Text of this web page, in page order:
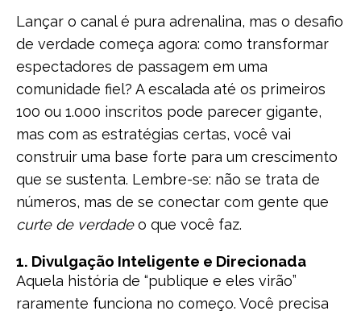
Lançar o canal é pura adrenalina, mas o desafio
de verdade começa agora: como transformar
espectadores de passagem em uma
comunidade fiel? A escalada até os primeiros
100 ou 1.000 inscritos pode parecer gigante,
mas com as estratégias certas, você vai
construir uma base forte para um crescimento
que se sustenta. Lembre-se: não se trata de
números, mas de se conectar com gente que
curte de verdadeo que você faz.
1. Divulgação Inteligente e Direcionada
Aquela história de “publique e eles virão”
raramente funciona no começo. Você precisa